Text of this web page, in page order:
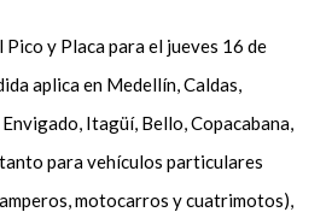
y Placa para el jueves 16 de
aplica en Medellín, Caldas,
Itagüí, Bello, Copacabana,
para vehículos particulares
motocarros y cuatrimotos),